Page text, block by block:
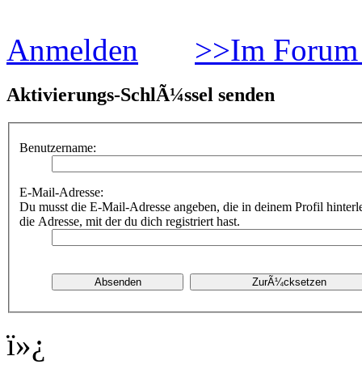
Anmelden >>Im
Aktivierungs-SchlÃ¼ssel senden
Benutzername:
E-Mail-Adresse:
Du musst die E-Mail-Adresse angeben, die in deinem Profil
die Adresse, mit der du dich registriert hast.
ï»¿